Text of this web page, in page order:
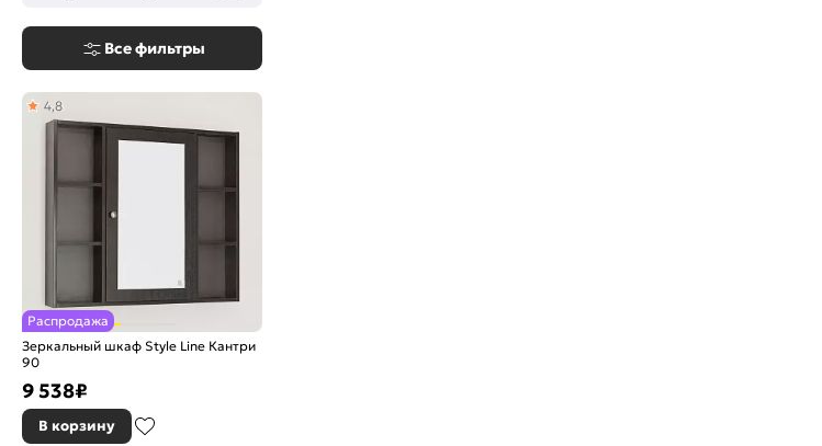
Все фильтры
Распродажа
Зеркальный шкаф Style Line Кантри
90
4,8
9 538₽
В корзину